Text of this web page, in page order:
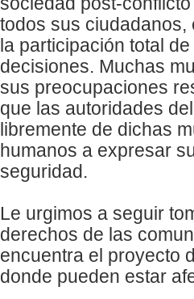
todos sus
la participación total
decisiones. Muchas
sus preocupaciones
que las autoridades
libremente de dichas
humanos a expresar
seguridad.
Le urgimos a seguir
derechos de las
encuentra el proyecto
donde pueden estar